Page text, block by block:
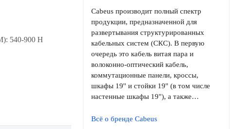
540-900 Н
Cabeus производит полный спектр
продукции, предназначенной для
развертывания структурированных
кабельных систем (СКС). В первую
очередь это кабель витая пара и
волоконно-оптический кабель,
коммутационные панели, кроссы,
шкафы 19'' и стойки 19'' (в том числе
настенные шкафы 19''), а также…
Всё о бренде Cabeus